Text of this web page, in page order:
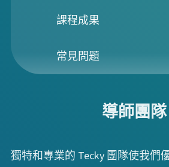
課程成果
常見問題
導師團隊
獨特和專業的 Tecky 團隊使我們